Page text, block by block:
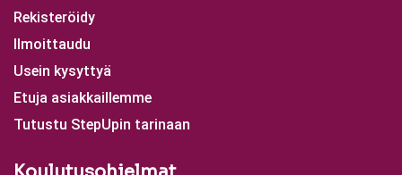
Rekisteröidy
Ilmoittaudu
Usein kysyttyä
Etuja asiakkaillemme
Tutustu StepUpin tarinaan